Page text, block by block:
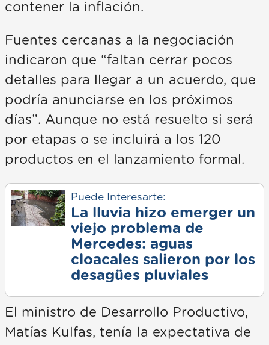
contener la inflación.
Fuentes cercanas a la negociación
indicaron que “faltan cerrar pocos
detalles para llegar a un acuerdo, que
podría anunciarse en los próximos
días”. Aunque no está resuelto si será
por etapas o se incluirá a los 120
productos en el lanzamiento formal.
Puede Interesarte:
La lluvia hizo emerger un
viejo problema de
Mercedes: aguas
cloacales salieron por los
desagües pluviales
El ministro de Desarrollo Productivo,
Matías Kulfas, tenía la expectativa de